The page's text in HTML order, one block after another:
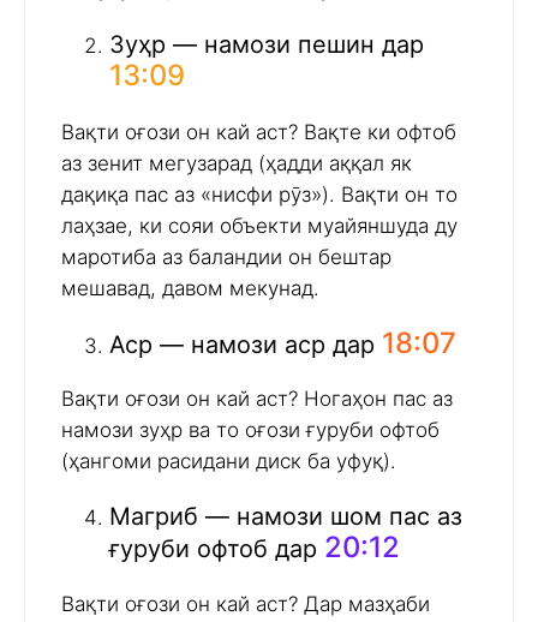
Зуҳр — намози пешин дар
13:09
Вақти оғози он кай аст? Вақте ки офтоб
аз зенит мегузарад (ҳадди аққал як
дақиқа пас аз «нисфи рӯз»). Вақти он то
лаҳзае, ки сояи объекти муайяншуда ду
маротиба аз баландии он бештар
мешавад, давом мекунад.
Аср — намози аср дар 18:07
Вақти оғози он кай аст? Ногаҳон пас аз
намози зуҳр ва то оғози ғуруби офтоб
(ҳангоми расидани диск ба уфуқ).
Магриб — намози шом пас аз
ғуруби офтоб дар 20:12
Вақти оғози он кай аст? Дар мазҳаби